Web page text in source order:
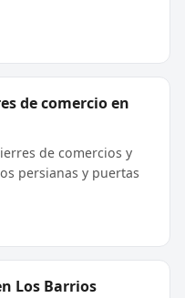
de comercio en
de comercios y
persianas y puertas
Los Barrios